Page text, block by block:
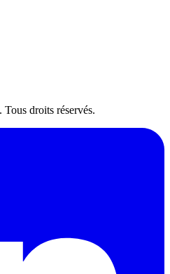
droits réservés.